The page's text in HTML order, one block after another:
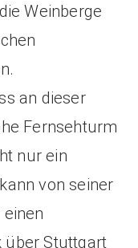
Weinberge
an dieser
Fernsehturm
nur ein
von seiner
über Stuttgart